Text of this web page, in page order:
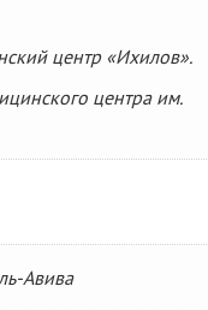
центр «Ихилов».
центра им.
Авива